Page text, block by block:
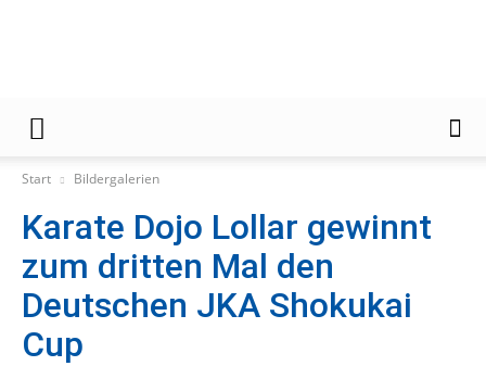
Zeitung
Start Bildergalerien
Karate Dojo Lollar gewinnt
zum dritten Mal den
Deutschen JKA Shokukai
Cup